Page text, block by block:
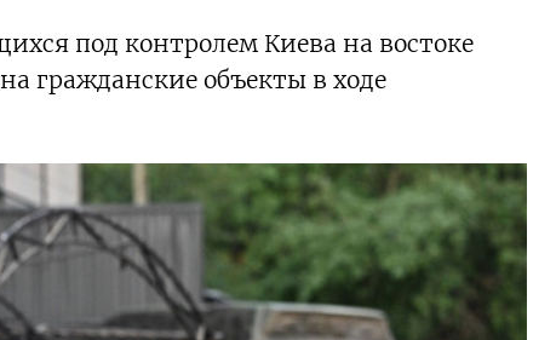
под контролем Киева на востоке
гражданские объекты в ходе